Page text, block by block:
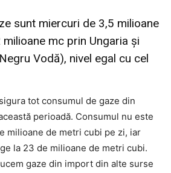
sunt miercuri de 3,5 milioane
mc prin Ungaria şi
Vodă), nivel egal cu cel
tot consumul de gaze din
perioadă. Consumul nu este
milioane de metri cubi pe zi, iar
la 23 de milioane de metri cubi.
gaze din import din alte surse